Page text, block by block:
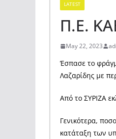
LATEST
Π.Ε.
May 22, 2023
Έσπασε το
Λαζαρίδης με
Από το ΣΥΡΙΖΑ
Γενικότερα,
κατάταξη των